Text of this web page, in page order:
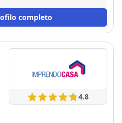
concretezza,
che ha reso il nostro
completo
4.8